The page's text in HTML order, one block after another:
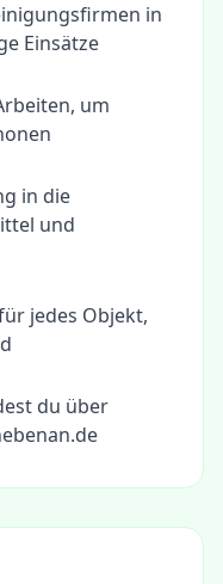
in
Einsätze
um
in die
und
jedes Objekt,
du über